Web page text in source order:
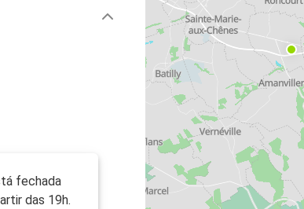
fechada
das 19h.